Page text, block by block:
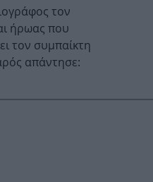
τον
ήρωας που
τον συμπαίκτη
απάντησε: